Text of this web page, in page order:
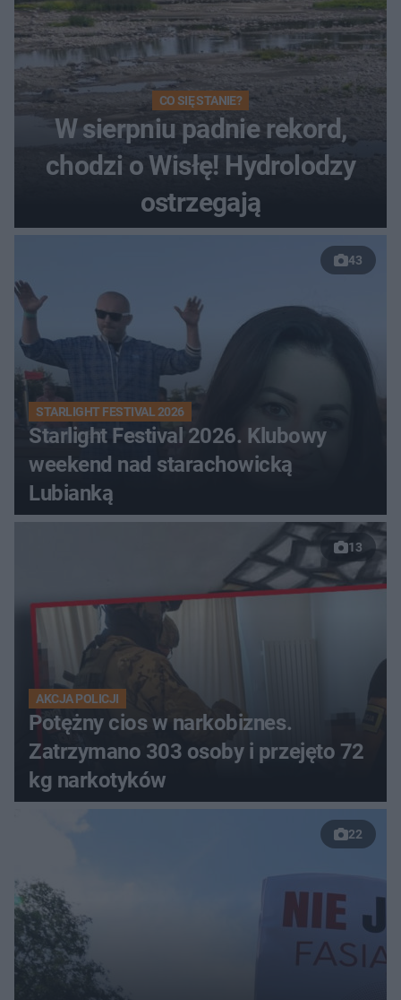
CO SIĘ STANIE?
W sierpniu padnie rekord,
chodzi o Wisłę! Hydrolodzy
ostrzegają
43
STARLIGHT FESTIVAL 2026
Starlight Festival 2026. Klubowy
weekend nad starachowicką
Lubianką
13
AKCJA POLICJI
Potężny cios w narkobiznes.
Zatrzymano 303 osoby i przejęto 72
kg narkotyków
22